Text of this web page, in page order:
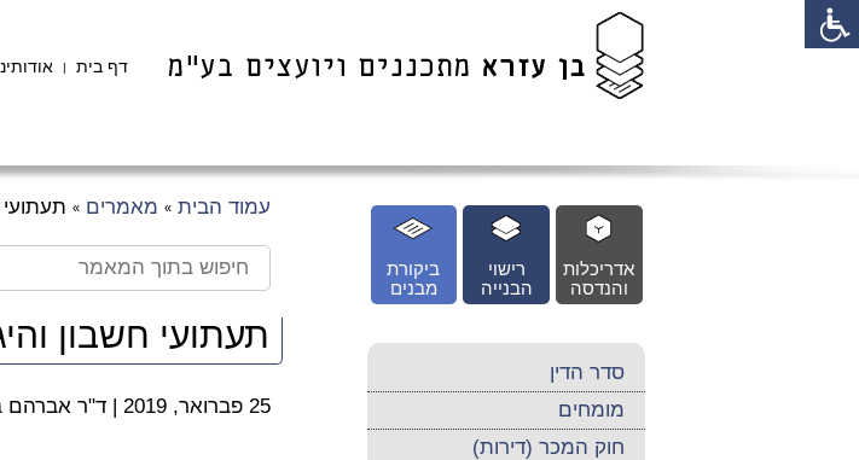
דף בית |
עמוד הבית » מאמרים » תעתועי
תעתועי חשבון
25 פברואר, 2019 | ד"ר אברהם
ביקורת
מבנים
רישוי
הבנייה
אדריכלות
והנדסה
סדר הדין
מומחים
חוק המכר (דירות)